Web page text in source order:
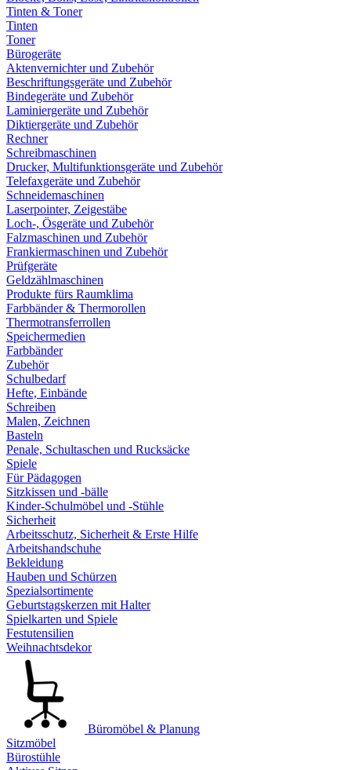
Tinten & Toner
Tinten
Toner
Bürogeräte
Aktenvernichter und Zubehör
Beschriftungsgeräte und Zubehör
Bindegeräte und Zubehör
Laminiergeräte und Zubehör
Diktiergeräte und Zubehör
Rechner
Schreibmaschinen
Drucker, Multifunktionsgeräte und Zubehör
Telefaxgeräte und Zubehör
Schneidemaschinen
Laserpointer, Zeigestäbe
Loch-, Ösgeräte und Zubehör
Falzmaschinen und Zubehör
Frankiermaschinen und Zubehör
Prüfgeräte
Geldzählmaschinen
Produkte fürs Raumklima
Farbbänder & Thermorollen
Thermotransferrollen
Speichermedien
Farbbänder
Zubehör
Schulbedarf
Hefte, Einbände
Schreiben
Malen, Zeichnen
Basteln
Penale, Schultaschen und Rucksäcke
Spiele
Für Pädagogen
Sitzkissen und -bälle
Kinder-Schulmöbel und -Stühle
Sicherheit
Arbeitsschutz, Sicherheit & Erste Hilfe
Arbeitshandschuhe
Bekleidung
Hauben und Schürzen
Spezialsortimente
Geburtstagskerzen mit Halter
Spielkarten und Spiele
Festutensilien
Weihnachtsdekor
Büromöbel & Planung
Sitzmöbel
Bürostühle